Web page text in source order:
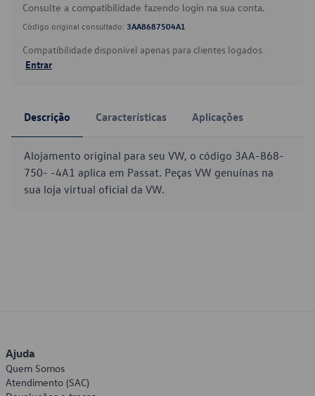
Consulte a compatibilidade fazendo login na sua conta.
Código original consultado: 3AA8687504A1
Compatibilidade disponível apenas para clientes logados.
Entrar
Descrição Características Aplicações
Alojamento original para seu VW, o código 3AA-868-
750- -4A1 aplica em Passat. Peças VW genuínas na
sua loja virtual oficial da VW.
Ajuda
Quem Somos
Atendimento (SAC)